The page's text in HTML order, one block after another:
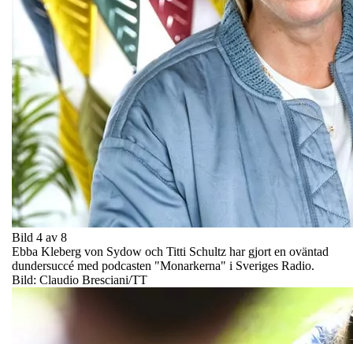
Bild 4 av 8
Ebba Kleberg von Sydow och Titti Schultz har gjort en oväntad
dundersuccé med podcasten "Monarkerna" i Sveriges Radio.
Bild: Claudio Bresciani/TT